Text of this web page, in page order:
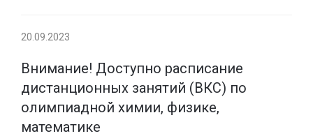
20.09.2023
Внимание! Доступно расписание
дистанционных занятий (ВКС) по
олимпиадной химии, физике,
математике